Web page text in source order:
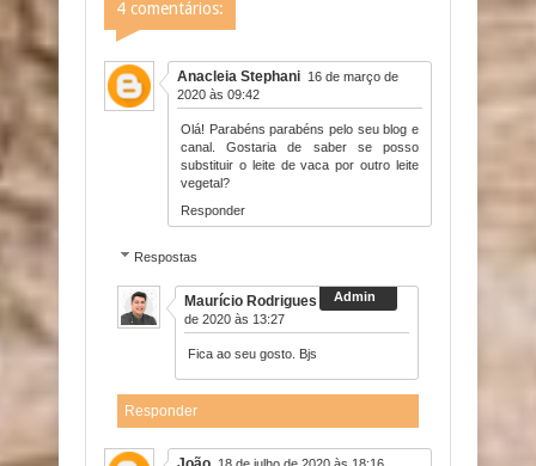
4 comentários:
Anacleia Stephani 16 de março de
2020 às 09:42
Olá! Parabéns parabéns pelo seu blog e
canal. Gostaria de saber se posso
substituir o leite de vaca por outro leite
vegetal?
Responder
Respostas
Maurício Rodrigues
16 de março
de 2020 às 13:27
Fica ao seu gosto. Bjs
Responder